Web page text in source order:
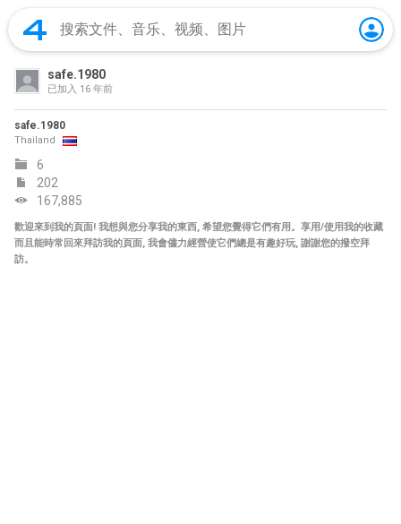
safe.1980
已加入 16 年前
safe.1980
Thailand
6
202
167,885
歡迎來到我的頁面! 我想與您分享我的東西, 希望您覺得它們有用。享用/使用我的收藏
而且能時常回來拜訪我的頁面, 我會儘力經營使它們總是有趣好玩, 謝謝您的撥空拜
訪。